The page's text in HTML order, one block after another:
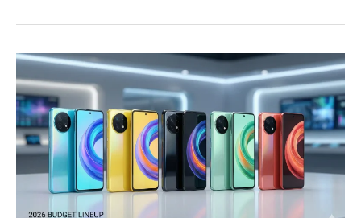
Rekomendasi
Handphone
1
Jutaan
Terbaik
2026:
Spek
Dewa,
Harga